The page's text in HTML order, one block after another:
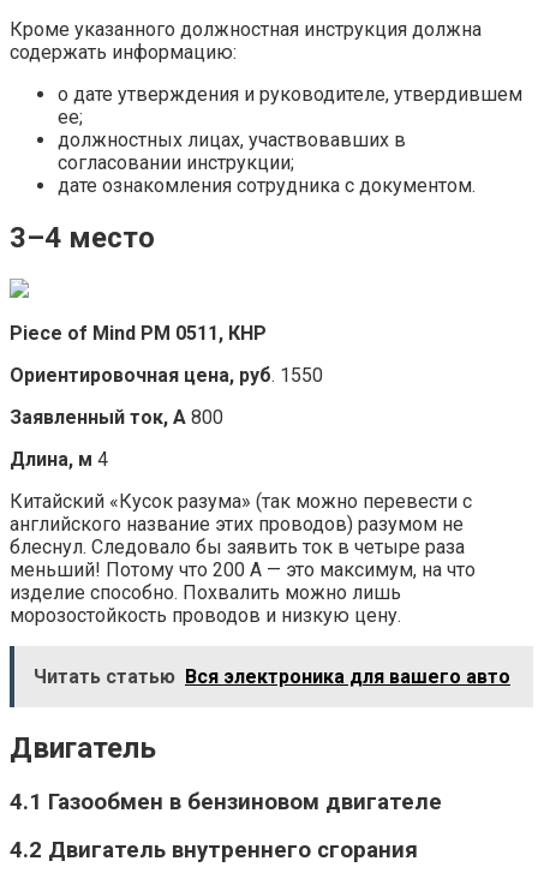
Кроме указанного должностная инструкция должна
содержать информацию:
о дате утверждения и руководителе, утвердившем
ее;
должностных лицах, участвовавших в
согласовании инструкции;
дате ознакомления сотрудника с документом.
3–4 место
Piece of Mind PM 0511, КНР
Ориентировочная цена, руб. 1550
Заявленный ток, А 800
Длина, м 4
Китайский «Кусок разума» (так можно перевести с
английского название этих проводов) разумом не
блеснул. Следовало бы заявить ток в четыре раза
меньший! Потому что 200 А — это максимум, на что
изделие способно. Похвалить можно лишь
морозостойкость проводов и низкую цену.
Читать статью Вся электроника для вашего авто
Двигатель
4.1 Газообмен в бензиновом двигателе
4.2 Двигатель внутреннего сгорания